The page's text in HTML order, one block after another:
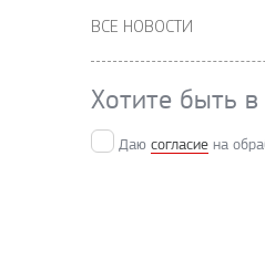
ВСЕ НОВОСТИ
Хотите быть
Даю согласие на